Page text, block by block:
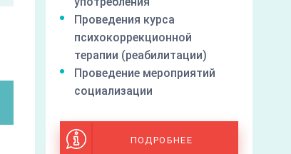
Проведения курса
психокоррекционной
терапии (реабилитации)
Проведение мероприятий
социализации
ПОДРОБНЕЕ